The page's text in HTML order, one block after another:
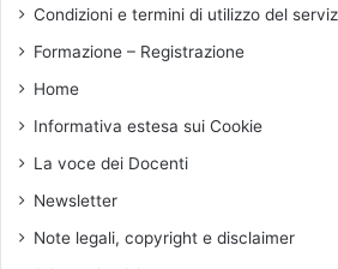
g
v
e
n
o
n
s
u
p
l
n
z
Condizioni e termini di utilizzo del
Formazione – Registrazione
Home
Informativa estesa sui Cookie
La voce dei Docenti
Newsletter
Note legali, copyright e disclaimer